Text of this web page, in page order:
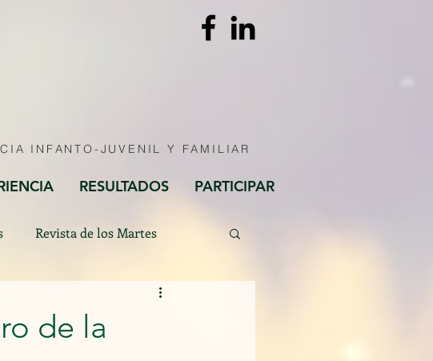
INFANTO-JUVENIL Y FAMILIAR
RESULTADOS PARTICIPAR
Revista de los Martes
de la